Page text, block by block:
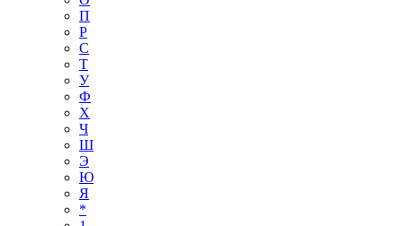
П
Р
С
Т
У
Ф
Х
Ч
Ш
Э
Ю
Я
*